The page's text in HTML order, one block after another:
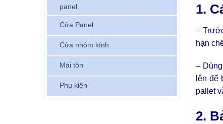
panel
Cửa Panel
Cửa nhôm kính
Mái tôn
Phụ kiện
1.
–
hạn
–
lên để
pallet
2.